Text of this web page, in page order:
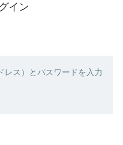
イン
レス）とパスワードを入力